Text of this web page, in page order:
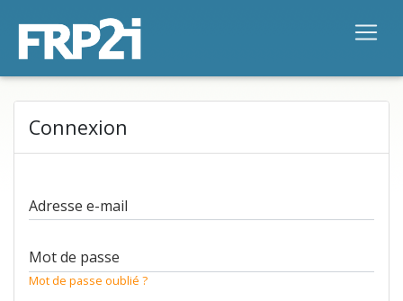
Connexion
Adresse e-mail
Mot de passe
Mot de passe oublié ?